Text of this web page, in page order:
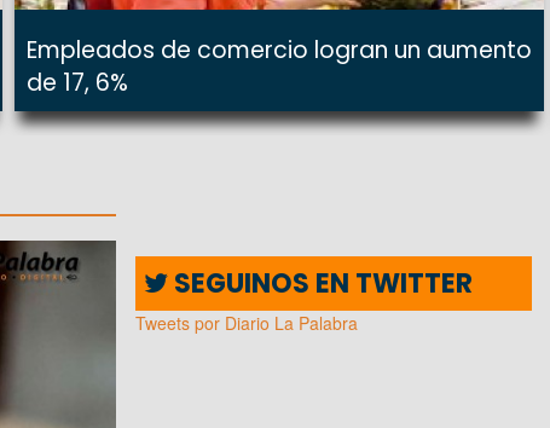
Empleados de comercio logran un aumento
de 17, 6%
SEGUINOS EN TWITTER
Tweets por Diario La Palabra